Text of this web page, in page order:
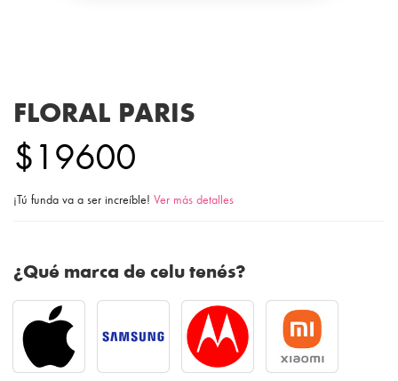
FLORAL PARIS
$19600
¡Tú funda va a ser increíble! Ver más detalles
¿Qué marca de celu tenés?